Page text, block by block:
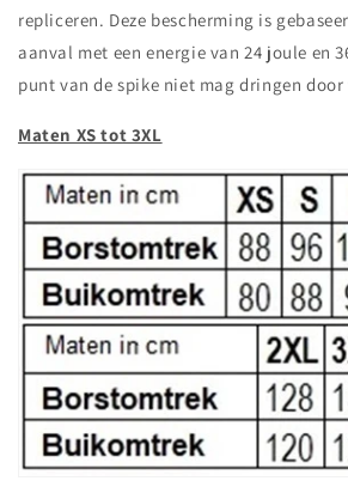
repliceren. Deze bescherming is
aanval met een energie van 24 joule en
punt van de spike niet mag dringen door
Maten XS tot 3XL